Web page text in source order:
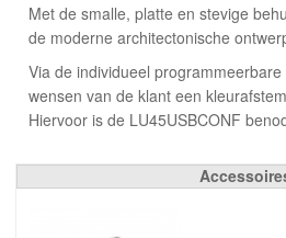
Met de smalle, platte en stevige
de moderne architectonische
Via de individueel
wensen van de klant een
Hiervoor is de LU45USBCONF